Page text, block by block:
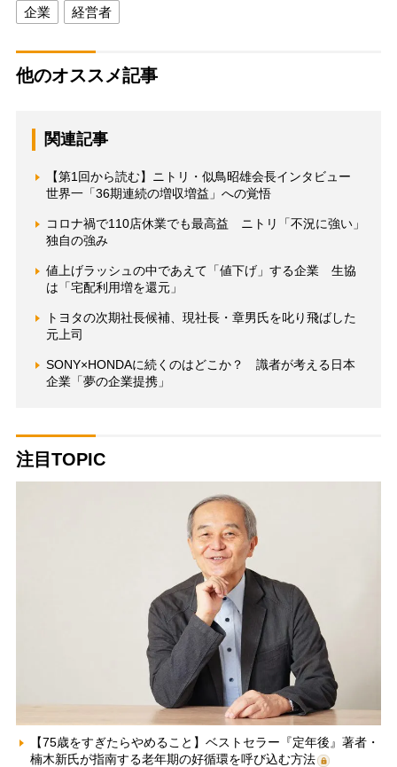
企業 経営者
他のオススメ記事
関連記事
【第1回から読む】ニトリ・似鳥昭雄会長インタビュー
世界一「36期連続の増収増益」への覚悟
コロナ禍で110店休業でも最高益 ニトリ「不況に強い」
独自の強み
値上げラッシュの中であえて「値下げ」する企業 生協
は「宅配利用増を還元」
トヨタの次期社長候補、現社長・章男氏を叱り飛ばした
元上司
SONY×HONDAに続くのはどこか？ 識者が考える日本
企業「夢の企業提携」
注目TOPIC
【75歳をすぎたらやめること】ベストセラー『定年後』著者・
楠木新氏が指南する老年期の好循環を呼び込む方法